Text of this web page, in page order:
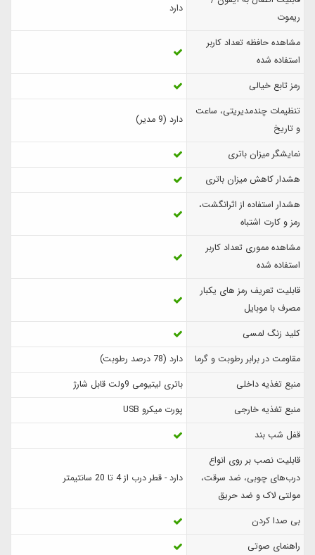
ریموت
دارد
مشاهده حافظه تعداد کاربر
استفاده شده
رمز تابع خیالی
تنظیمات چندمدیریتی، ساعت
و تاریخ
دارد (9 مدیر)
نمایشگر میزان باتری
هشدار کاهش میزان باتری
هشدار استفاده از اثرانگشت،
رمز و کارت اشتباه
مشاهده مموری تعداد کاربر
استفاده شده
قابلیت تعریف رمز های یکبار
مصرف با موبایل
کلید زنگ لمسی
مقاومت در برابر رطوبت و گرما
دارد (78 درصد رطوبت)
منبع تغذیه داخلی
باتری لیتیومی 9ولت قابل شارژ
منبع تغذیه خارجی
پورت میکرو USB
قفل شب بند
قابلیت نصب بر روی انواع
درب‌های چوبی، ضد سرقت،
مولتی لاک و ضد حریق
دارد - قطر درب از 4 تا 20 سانتیمتر
بی صدا کردن
راهنمای صوتی